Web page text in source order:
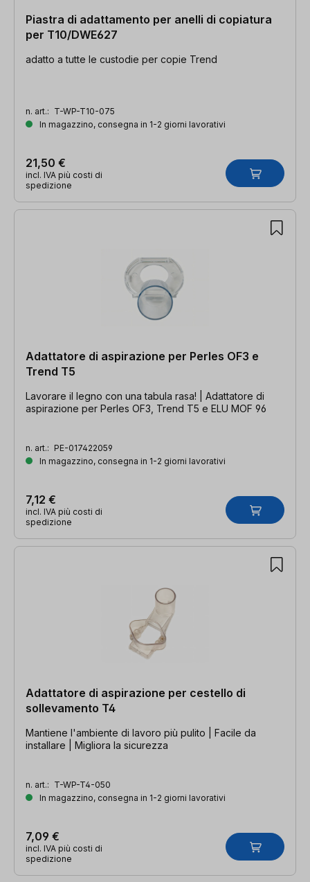
Piastra di adattamento per anelli di copiatura
per T10/DWE627
adatto a tutte le custodie per copie Trend
n. art.: T-WP-T10-075
In magazzino, consegna in 1-2 giorni lavorativi
21,50 €
incl. IVA più costi di
spedizione
Adattatore di aspirazione per Perles OF3 e
Trend T5
Lavorare il legno con una tabula rasa! | Adattatore di
aspirazione per Perles OF3, Trend T5 e ELU MOF 96
n. art.: PE-017422059
In magazzino, consegna in 1-2 giorni lavorativi
7,12 €
incl. IVA più costi di
spedizione
Adattatore di aspirazione per cestello di
sollevamento T4
Mantiene l'ambiente di lavoro più pulito | Facile da
installare | Migliora la sicurezza
n. art.: T-WP-T4-050
In magazzino, consegna in 1-2 giorni lavorativi
7,09 €
incl. IVA più costi di
spedizione